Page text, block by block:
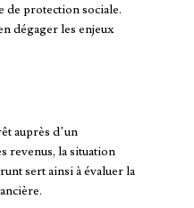
de protection sociale.
dégager les enjeux
auprès d’un
revenus, la situation
sert ainsi à évaluer la